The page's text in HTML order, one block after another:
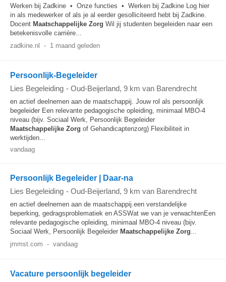
Werken bij Zadkine • Onze functies • Werken bij Zadkine Log hier
in als medewerker of als je al eerder gesolliciteerd hebt bij Zadkine.
Docent Maatschappelijke Zorg Wil jij studenten begeleiden naar een
betekenisvolle carrière...
zadkine.nl
- 1 maand geleden
Persoonlijk-Begeleider
Lies Begeleiding - Oud-Beijerland, 9 km van Barendrecht
en actief deelnemen aan de maatschappij. Jouw rol als persoonlijk
begeleider Een relevante pedagogische opleiding, minimaal MBO-4
niveau (bijv. Sociaal Werk, Persoonlijk Begeleider
Maatschappelijke Zorg of Gehandicaptenzorg) Flexibiliteit in
werktijden...
vandaag
Persoonlijk Begeleider | Daar-na
Lies Begeleiding - Oud-Beijerland, 9 km van Barendrecht
en actief deelnemen aan de maatschappij.een verstandelijke
beperking, gedragsproblematiek en ASSWat we van je verwachtenEen
relevante pedagogische opleiding, minimaal MBO-4 niveau (bijv.
Sociaal Werk, Persoonlijk Begeleider Maatschappelijke Zorg...
jmmst.com - vandaag
Vacature persoonlijk begeleider